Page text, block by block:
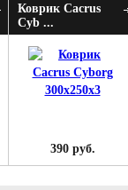
Коврик Cacrus
Cyb ...
390 руб.